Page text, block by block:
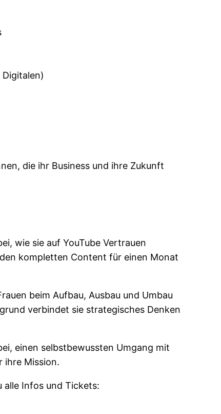
die ihr Business und ihre Zukunft
wie sie auf YouTube Vertrauen
kompletten Content für einen Monat
beim Aufbau, Ausbau und Umbau
verbindet sie strategisches Denken
einen selbstbewussten Umgang mit
ihre Mission.
alle Infos und Tickets: